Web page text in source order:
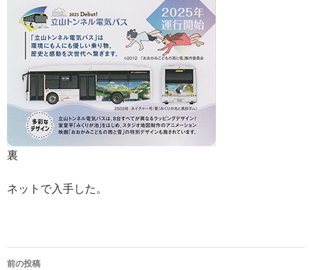
裏
ネットで入手した。
投
前の投稿